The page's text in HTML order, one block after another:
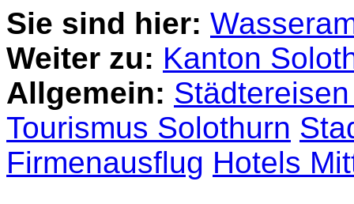
Sie sind hier:
Weiter zu: Kanton
Allgemein:
Tourismus Solothurn
Firmenausflug Hotels